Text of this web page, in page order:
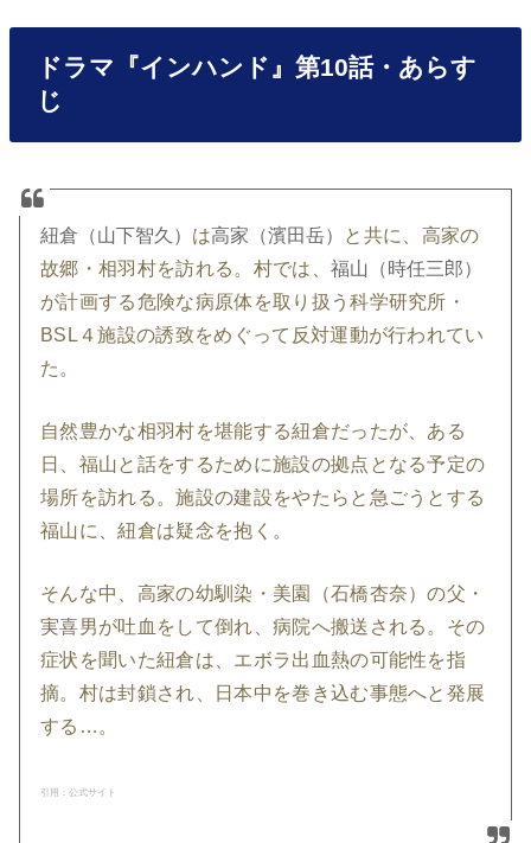
ドラマ『インハンド』第10話・あらす
じ
紐倉（山下智久） は高家（濱田岳） と共に、高家の
故郷・相羽村を訪れる。村では、 福山（時任三郎）
が計画する危険な病原体を取り扱う科学研究所・
BSL４施設の誘致をめぐって反対運動が行われてい
た。
自然豊かな相羽村を堪能する紐倉だったが、ある
日、福山と話をするために施設の拠点となる予定の
場所を訪れる。施設の建設をやたらと急ごうとする
福山に、紐倉は疑念を抱く。
そんな中、高家の幼馴染・美園（石橋杏奈）の父・
実喜男が吐血をして倒れ、病院へ搬送される。その
症状を聞いた紐倉は、エボラ出血熱の可能性を指
摘。村は封鎖され、日本中を巻き込む事態へと発展
する…。
引用：公式サイト